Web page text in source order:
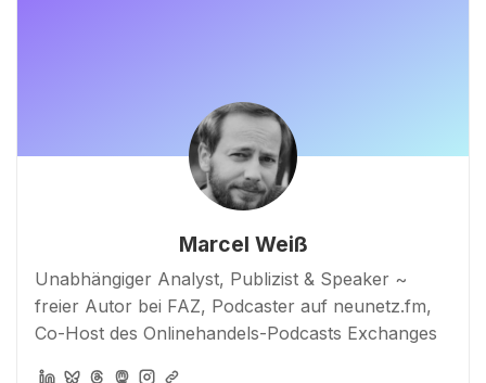
Marcel Weiß
Unabhängiger Analyst, Publizist & Speaker ~
freier Autor bei FAZ, Podcaster auf neunetz.fm,
Co-Host des Onlinehandels-Podcasts Exchanges